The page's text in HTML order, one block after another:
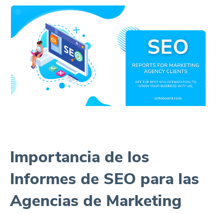
Importancia de los
Informes de SEO para las
Agencias de Marketing